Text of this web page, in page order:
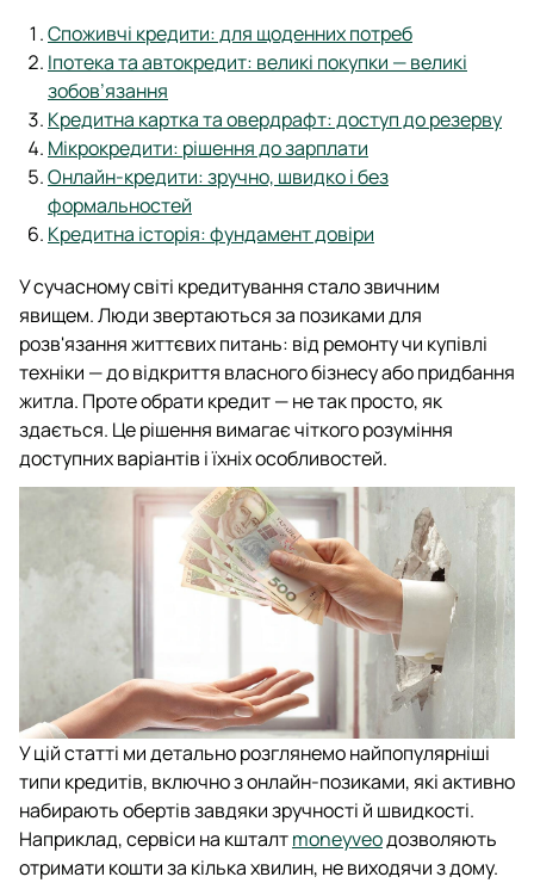
Споживчі кредити: для щоденних потреб
Іпотека та автокредит: великі покупки — великі
зобов’язання
Кредитна картка та овердрафт: доступ до резерву
Мікрокредити: рішення до зарплати
Онлайн-кредити: зручно, швидко і без
формальностей
Кредитна історія: фундамент довіри
У сучасному світі кредитування стало звичним
явищем. Люди звертаються за позиками для
розв'язання життєвих питань: від ремонту чи купівлі
техніки — до відкриття власного бізнесу або придбання
житла. Проте обрати кредит — не так просто, як
здається. Це рішення вимагає чіткого розуміння
доступних варіантів і їхніх особливостей.
У цій статті ми детально розглянемо найпопулярніші
типи кредитів, включно з онлайн-позиками, які активно
набирають обертів завдяки зручності й швидкості.
Наприклад, сервіси на кшталтmoneyveoдозволяють
отримати кошти за кілька хвилин, не виходячи з дому.